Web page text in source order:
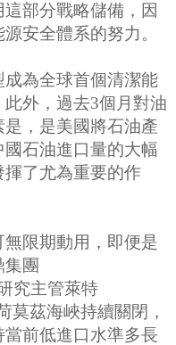
部分戰略儲備，因
安全體系的努力。
為全球首個清潔能
外，過去3個月對油
，是美國將石油產
石油進口量的大幅
了尤為重要的作
限期動用，即便是
團
究主管萊特
莫茲海峽持續關閉，
當前低進口水準多長